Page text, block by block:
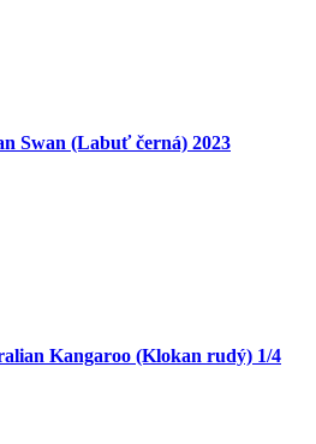
Swan (Labuť černá) 2023
Kangaroo (Klokan rudý) 1/4